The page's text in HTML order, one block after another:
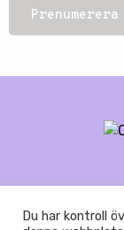
Prenumerera
Du har kontroll